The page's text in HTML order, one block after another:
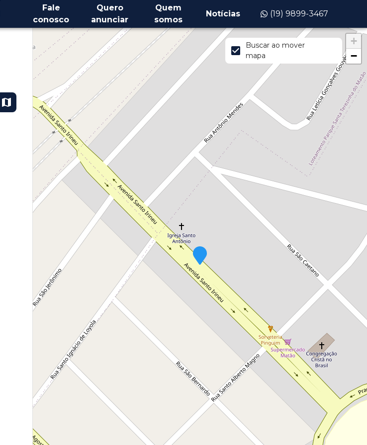
Fale
conosco
Quero
anunciar
Quem
somos
Notícias (19) 9899-3467
+
−
Buscar ao mover
mapa